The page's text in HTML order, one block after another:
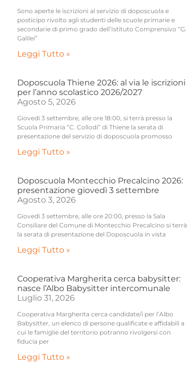
Sono aperte le iscrizioni al servizio di doposcuola e
posticipo rivolto agli studenti delle scuole primarie e
secondarie di primo grado dell’Istituto Comprensivo “G.
Galilei”
Leggi Tutto »
Doposcuola Thiene 2026: al via le iscrizioni
per l’anno scolastico 2026/2027
Agosto 5, 2026
Giovedì 3 settembre, alle ore 18:00, si terrà presso la
Scuola Primaria “C. Collodi” di Thiene la serata di
presentazione del servizio di doposcuola promosso
Leggi Tutto »
Doposcuola Montecchio Precalcino 2026:
presentazione giovedì 3 settembre
Agosto 3, 2026
Giovedì 3 settembre, alle ore 20:00, presso la Sala
Consiliare del Comune di Montecchio Precalcino si terrà
la serata di presentazione del Doposcuola in vista
Leggi Tutto »
Cooperativa Margherita cerca babysitter:
nasce l’Albo Babysitter intercomunale
Luglio 31, 2026
Cooperativa Margherita cerca candidate/i per l’Albo
Babysitter, un elenco di persone qualificate e affidabili a
cui le famiglie del territorio potranno rivolgersi con
fiducia per
Leggi Tutto »